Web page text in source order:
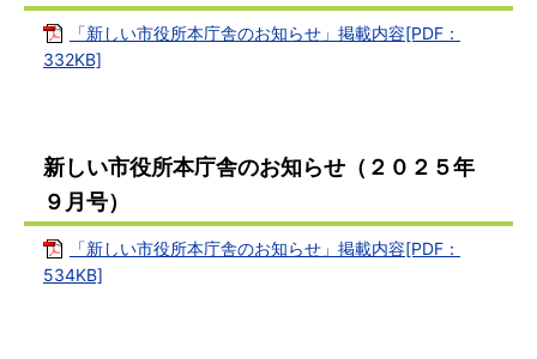
「新しい市役所本庁舎のお知らせ」掲載内容[PDF：
332KB]
新しい市役所本庁舎のお知らせ（２０２５年
９月号）
「新しい市役所本庁舎のお知らせ」掲載内容[PDF：
534KB]